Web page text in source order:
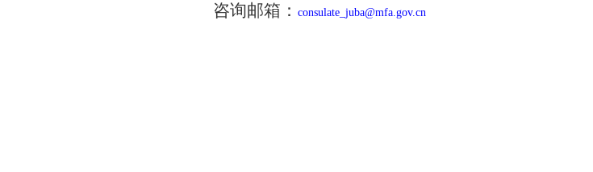
咨询邮箱： consulate_juba@mfa.gov.cn